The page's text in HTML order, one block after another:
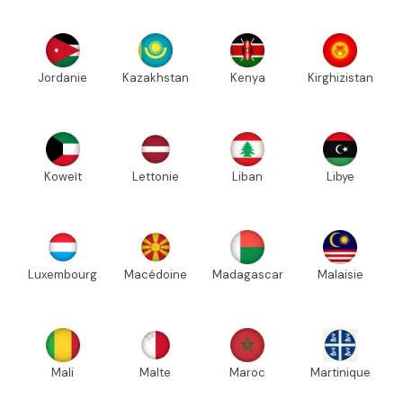
Jordanie Kazakhstan Kenya Kirghizistan
Koweït Lettonie Liban Libye
Luxembourg Macédoine Madagascar Malaisie
Mali Malte Maroc Martinique